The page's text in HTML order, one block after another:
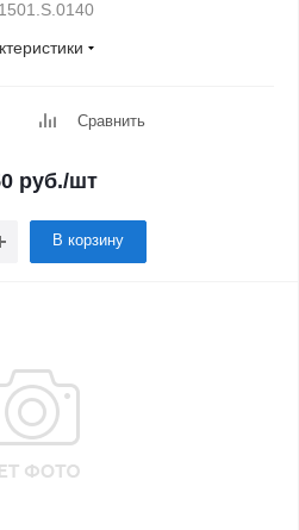
Сравнить
руб./шт
В корзину